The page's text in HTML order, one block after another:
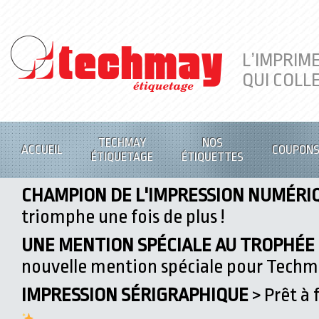
QUI
ACCUEIL
TECHMAY
ÉTIQUETAGE
NOS
ÉTIQUETTES
COUPONS
CHAMPION DE L'IMPRESSION
triomphe une fois de plus !
UNE MENTION SPÉCIALE AU
nouvelle mention spéciale pour
IMPRESSION SÉRIGRAPHIQUE> Prêt à